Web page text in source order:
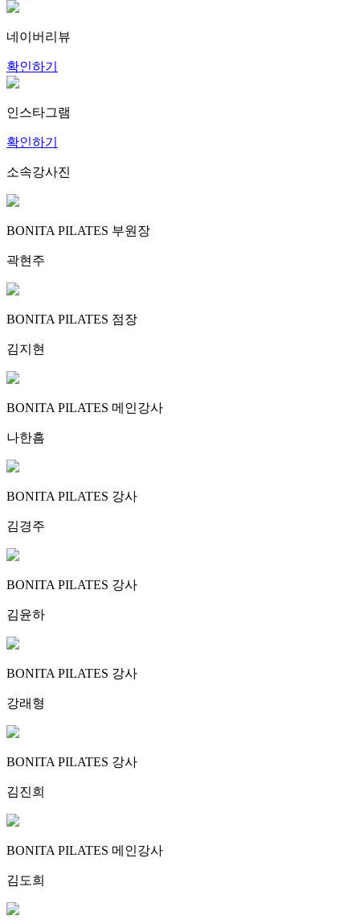
네이버리뷰
확인하기
인스타그램
확인하기
소속강사진
BONITA PILATES 부원장
곽현주
BONITA PILATES 점장
김지현
BONITA PILATES 메인강사
나한흠
BONITA PILATES 강사
김경주
BONITA PILATES 강사
김윤하
BONITA PILATES 강사
강래형
BONITA PILATES 강사
김진희
BONITA PILATES 메인강사
김도희